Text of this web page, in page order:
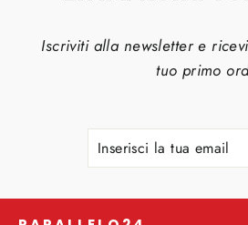
Iscriviti alla newsletter e
tuo primo
LA